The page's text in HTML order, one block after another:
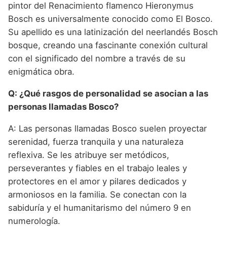
pintor del Renacimiento flamenco Hieronymus
Bosch es universalmente conocido como El Bosco.
Su apellido es una latinización del neerlandés Bosch
bosque, creando una fascinante conexión cultural
con el significado del nombre a través de su
enigmática obra.
Q: ¿Qué rasgos de personalidad se asocian a las
personas llamadas Bosco?
A: Las personas llamadas Bosco suelen proyectar
serenidad, fuerza tranquila y una naturaleza
reflexiva. Se les atribuye ser metódicos,
perseverantes y fiables en el trabajo leales y
protectores en el amor y pilares dedicados y
armoniosos en la familia. Se conectan con la
sabiduría y el humanitarismo del número 9 en
numerología.